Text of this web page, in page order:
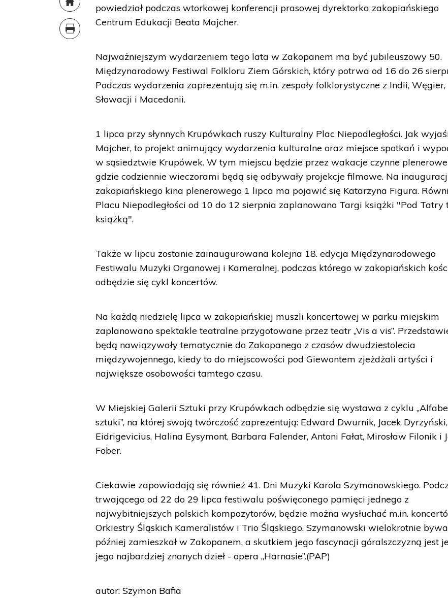
powiedział podczas wtorkowej konferencji prasowej dyrektorka zakopiańskiego
Centrum Edukacji Beata Majcher.
Najważniejszym wydarzeniem tego lata w Zakopanem ma być jubileuszowy 50.
Międzynarodowy Festiwal Folkloru Ziem Górskich, który potrwa od 16 do 26
Podczas wydarzenia zaprezentują się m.in. zespoły folklorystyczne z Indii, Węgier,
Słowacji i Macedonii.
1 lipca przy słynnych Krupówkach ruszy Kulturalny Plac Niepodległości. Jak
Majcher, to projekt animujący wydarzenia kulturalne oraz miejsce spotkań i
w sąsiedztwie Krupówek. W tym miejscu będzie przez wakacje czynne
gdzie codziennie wieczorami będą się odbywały projekcje filmowe. Na
zakopiańskiego kina plenerowego 1 lipca ma pojawić się Katarzyna Figura.
Placu Niepodległości od 10 do 12 sierpnia zaplanowano Targi książki "Pod Tatry
książką".
Także w lipcu zostanie zainaugurowana kolejna 18. edycja Międzynarodowego
Festiwalu Muzyki Organowej i Kameralnej, podczas którego w zakopiańskich
odbędzie się cykl koncertów.
Na każdą niedzielę lipca w zakopiańskiej muszli koncertowej w parku miejskim
zaplanowano spektakle teatralne przygotowane przez teatr „Vis a vis”.
będą nawiązywały tematycznie do Zakopanego z czasów dwudziestolecia
międzywojennego, kiedy to do miejscowości pod Giewontem zjeżdżali artyści i
największe osobowości tamtego czasu.
W Miejskiej Galerii Sztuki przy Krupówkach odbędzie się wystawa z cyklu
sztuki”, na której swoją twórczość zaprezentują: Edward Dwurnik, Jacek
Eidrigevicius, Halina Eysymont, Barbara Falender, Antoni Fałat, Mirosław Filonik i
Fober.
Ciekawie zapowiadają się również 41. Dni Muzyki Karola Szymanowskiego.
trwającego od 22 do 29 lipca festiwalu poświęconego pamięci jednego z
najwybitniejszych polskich kompozytorów, będzie można wysłuchać m.in.
Orkiestry Śląskich Kameralistów i Trio Śląskiego. Szymanowski wielokrotnie
później zamieszkał w Zakopanem, a skutkiem jego fascynacji góralszczyzną jest
jego najbardziej znanych dzieł - opera „Harnasie”.(PAP)
autor: Szymon Bafia